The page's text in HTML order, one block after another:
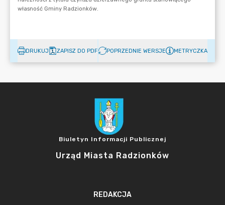
DRUKUJ ZAPISZ DO PDF POPRZEDNIE WERSJE METRYCZKA
Biuletyn Informacji Publicznej
Urząd Miasta Radzionków
REDAKCJA